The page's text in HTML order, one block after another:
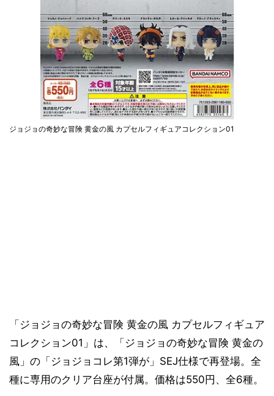
ジョジョの奇妙な冒険 黄金の風 カプセルフィギュアコレクション01
「ジョジョの奇妙な冒険 黄金の風 カプセルフィギュア
コレクション01」は、「ジョジョの奇妙な冒険 黄金の
風」の「ジョジョコレ第1弾が」SEJ仕様で再登場。全
種に専用のクリア台座が付属。価格は550円、全6種。